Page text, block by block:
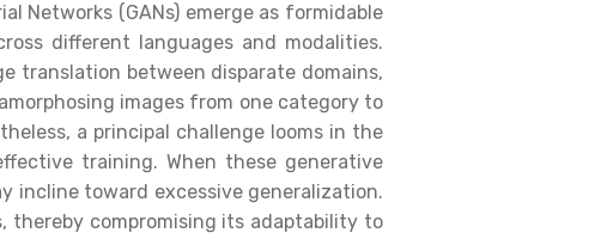
Networks (GANs) emerge as formidable
different languages and modalities.
translation between disparate domains,
images from one category to
a principal challenge looms in the
training. When these generative
incline toward excessive generalization.
compromising its adaptability to